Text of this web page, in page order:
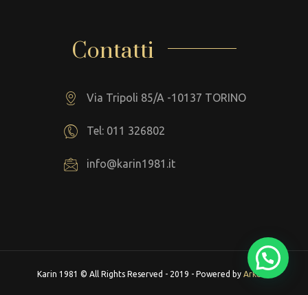
Contatti
Via Tripoli 85/A -10137 TORINO
Tel: 011 326802
info@karin1981.it
Karin 1981 © All Rights Reserved - 2019 - Powered by Arkeba